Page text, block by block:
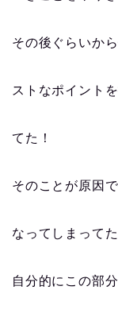
その後ぐらいか
ストなポイント
てた！
そのことが原因
なってしまって
自分的にこの部